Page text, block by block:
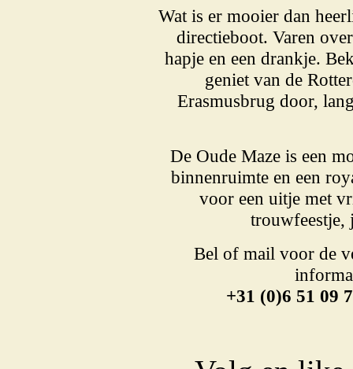
Wat is er mooier dan
directieboot. Varen
hapje en een drankje.
geniet van de
Erasmusbrug door,
De Oude Maze is een
binnenruimte en een
voor een uitje met
trouwfeestje,
Bel of mail voor de
+31 (0)6 51 09